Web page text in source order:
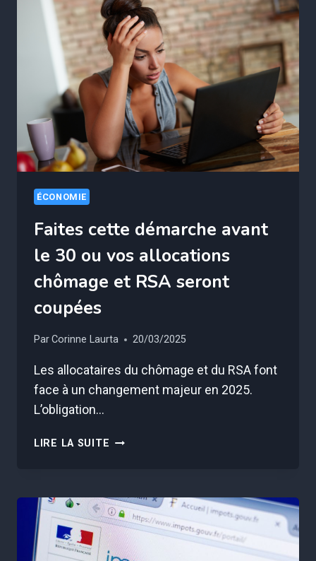
SI
VOTRE
ÉPARGNE
DÉPASSE
30
000€
ÉCONOMIE
Faites cette démarche avant
le 30 ou vos allocations
chômage et RSA seront
coupées
ParCorinne Laurta 20/03/2025
Les allocataires du chômage et du RSA font
face à un changement majeur en 2025.
L’obligation…
LIRE LA SUITE FAITES
LE
30
OU
VOS